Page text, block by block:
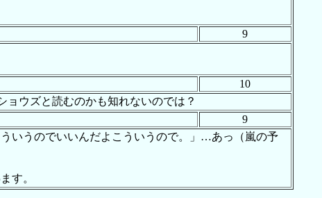
9
10
ウズと読むのかも知れないのでは？
9
いうのでいいんだよこういうので。」…あっ（嵐の予
す。